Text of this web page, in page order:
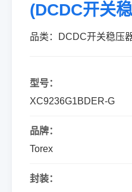
(DCDC开关
品类：DCDC开关稳压
型号：
XC9236G1BDER-G
品牌：
Torex
封装：